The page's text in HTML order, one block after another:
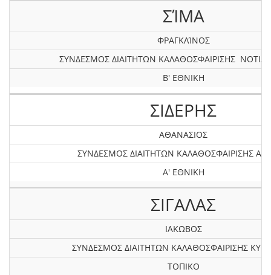
ΣΊΜΑ
ΦΡΑΓΚΛΊΝΟΣ
ΣΥΝΔΕΣΜΟΣ ΔΙΑΙΤΗΤΩΝ ΚΑΛΑΘΟΣΦΑΙΡΙΣΗΣ
Β' ΕΘΝΙΚΗ
ΣΙΔΕΡΗΣ
ΑΘΑΝΑΣΙΟΣ
ΣΥΝΔΕΣΜΟΣ ΔΙΑΙΤΗΤΩΝ ΚΑΛΑΘΟΣΦΑΙΡΙΣΗΣ
Α' ΕΘΝΙΚΗ
ΣΙΓΑΛΑΣ
ΙΑΚΩΒΟΣ
ΣΥΝΔΕΣΜΟΣ ΔΙΑΙΤΗΤΩΝ ΚΑΛΑΘΟΣΦΑΙΡΙΣΗΣ
ΤΟΠΙΚΟ